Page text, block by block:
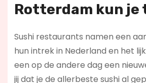
Rotterdam kun je
Sushi restaurants namen een
hun intrek in Nederland en het
een op de andere dag een
jij dat je de allerbeste sushi al